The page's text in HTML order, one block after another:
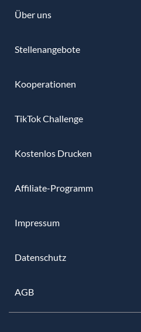
Über uns
Stellenangebote
Kooperationen
TikTok Challenge
Kostenlos Drucken
Affiliate-Programm
Impressum
Datenschutz
AGB